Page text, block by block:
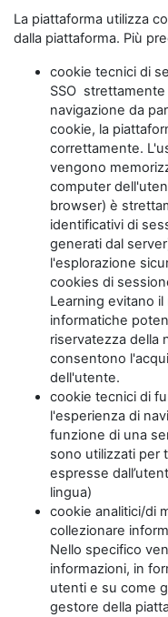
La piattaforma utilizza
dalla piattaforma. Più
cookie tecnici di
SSO
navigazione da
cookie, la
correttamente.
vengono
computer
browser) è
identificativi di
generati dal
l'esplorazione
cookies di
Learning evitano
informatiche
riservatezza della
consentono
dell'utente.
cookie tecnici di
l'esperienza di
funzione di una
sono utilizzati per
espresse
lingua)
cookie analitici/di
collezionare
Nello specifico
informazioni, in
utenti e su come
gestore della